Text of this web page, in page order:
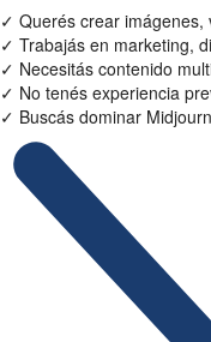
✓ Querés crear
✓ Trabajás en marketing,
✓ Necesitás contenido
✓ No tenés experiencia
✓ Buscás dominar